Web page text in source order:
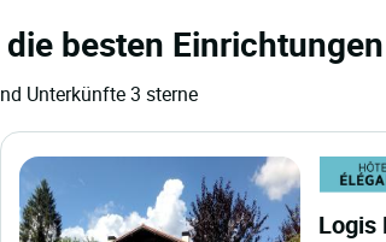
besten
Unterkünfte 3 sterne